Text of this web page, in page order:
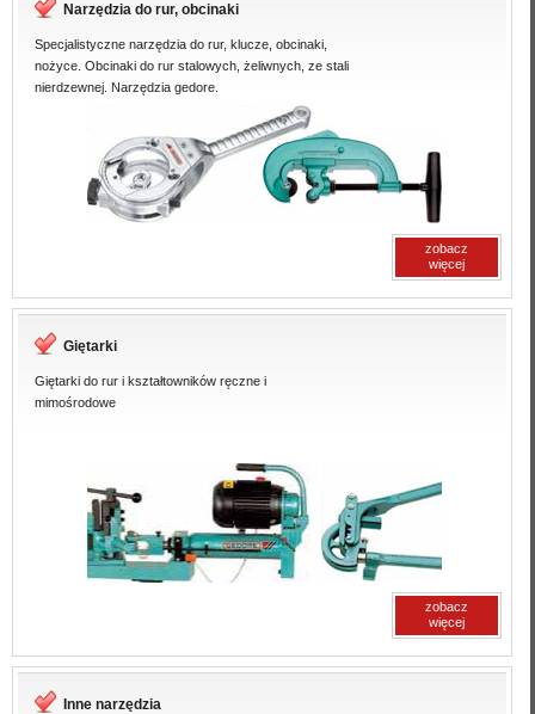
Narzędzia do rur, obcinaki
Specjalistyczne narzędzia do rur, klucze, obcinaki,
nożyce. Obcinaki do rur stalowych, żeliwnych, ze stali
nierdzewnej. Narzędzia gedore.
zobacz
więcej
Giętarki
Giętarki do rur i kształtowników ręczne i
mimośrodowe
zobacz
więcej
Inne narzędzia